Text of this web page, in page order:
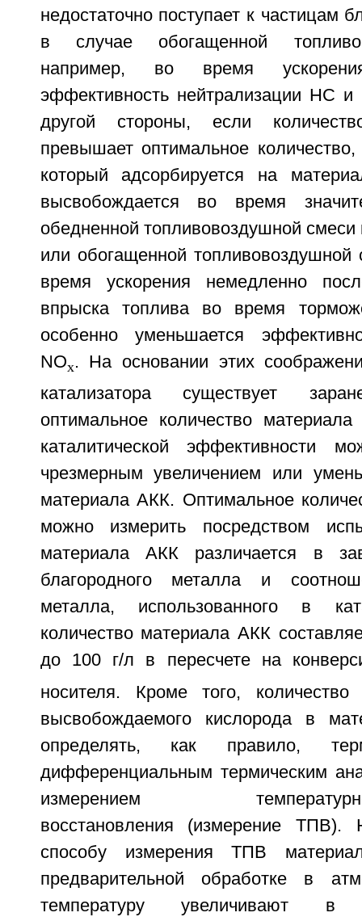
недостаточно поступает к частицам
в случае обогащенной
например, во время
эффективность нейтрализации HC
другой стороны, если
превышает оптимальное
который адсорбируется на
высвобождается во время
обедненной топливовоздушной смеси
или обогащенной
время ускорения немедленно
впрыска топлива во время
особенно уменьшается
NOx. На основании этих
катализатора существует
оптимальное количество
каталитической эффективности
чрезмерным увеличением или
материала АКК. Оптимальное
можно измерить посредством
материала АКК различается в
благородного металла и
металла, использованного в
количество материала АКК
до 100 г/л в пересчете на
носителя. Кроме того, количество
высвобождаемого кислорода в
определять, как правило,
дифференциальным термическим
измерением температурно-
восстановления (измерение ТПВ).
способу измерения ТПВ
предварительной обработке в
температуру увеличивают в